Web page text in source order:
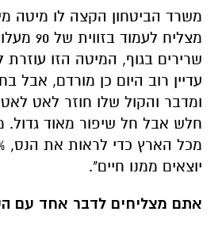
ומדבר והקול שלו חוזר לאט לאט.
חלש אבל חל שיפור מאוד גדול.
יוצאים ממנו חיים".
אתם מצליחים לדבר אחד עם
"יש לנו שיחות, הוא כל הזמן
הגיע לבקר, אמר לו שיקבל את